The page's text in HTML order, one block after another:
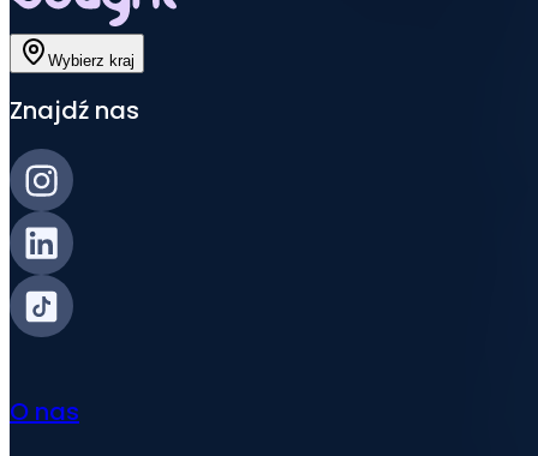
Wybierz kraj
Znajdź nas
O nas